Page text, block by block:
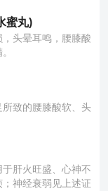
蜜丸)
头晕耳鸣，腰膝酸
致的腰膝酸软、头
肝火旺盛、心神不
神经衰弱见上述证